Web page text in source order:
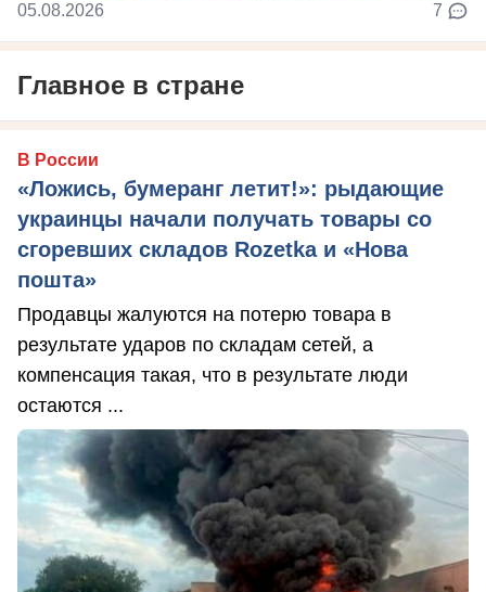
05.08.2026 7
Главное в стране
В России
«Ложись, бумеранг летит!»: рыдающие
украинцы начали получать товары со
сгоревших складов Rozetka и «Нова
пошта»
Продавцы жалуются на потерю товара в
результате ударов по складам сетей, а
компенсация такая, что в результате люди
остаются ...